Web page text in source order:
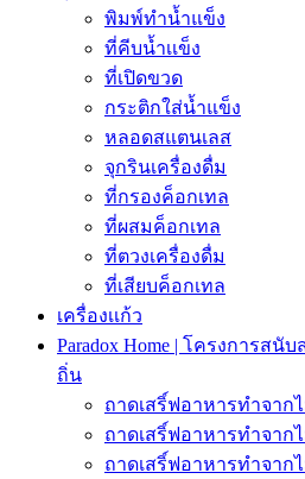
พิมพ์ทำน้ำแข็ง
ที่คีบน้ำเเข็ง
ที่เปิดขวด
กระติกใส่น้ำแข็ง
หลอดสแตนเลส
จุกรินเครื่องดื่ม
ที่กรองค็อกเทล
ที่ผสมค็อกเทล
ที่ตวงเครื่องดื่ม
ที่เสียบค็อกเทล
เครื่องเเก้ว
Paradox Home | โครงการ
ถิ่น
ถาดเสริ์ฟอาหารทำจาก
ถาดเสริ์ฟอาหารทำจาก
ถาดเสริ์ฟอาหารทำจาก